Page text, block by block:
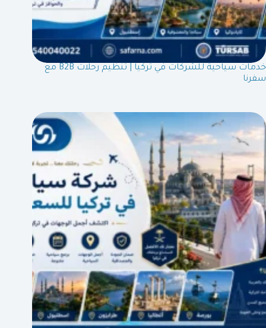
خدمات سياحية للشركات في تركيا | تنظيم رحلات B2B مع
سفرنا